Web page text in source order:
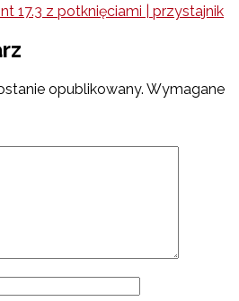
17.3 z potknięciami | przystajnik
opublikowany. Wymagane